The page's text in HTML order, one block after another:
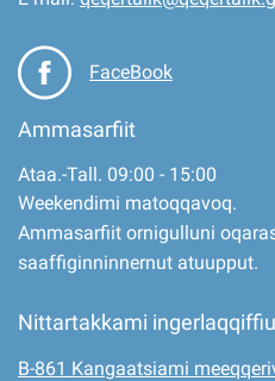
FaceBook
Ammasarfiit
Ataa.-Tall. 09:00 - 15:00
Weekendimi matoqqavoq.
Ammasarfiit ornigulluni
saaffiginninnernut atuupput.
Nittartakkami
B-861 Kangaatsiami